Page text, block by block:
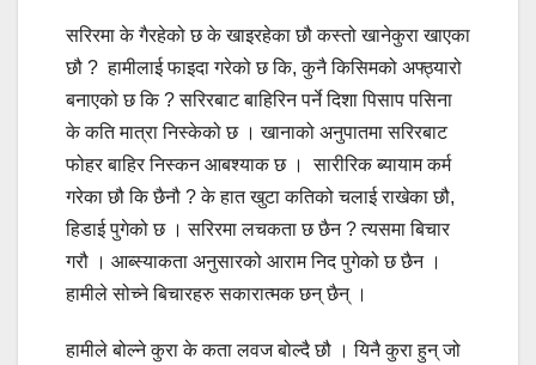
सरिरमा के गैरहेको छ के खाइरहेका छौ कस्तो खानेकुरा खाएका
छौ ? हामीलाई फाइदा गरेको छ कि, कुनै किसिमको अफ्ठ्यारो
बनाएको छ कि ? सरिरबाट बाहिरिन पर्ने दिशा पिसाप पसिना
के कति मात्रा निस्केको छ । खानाको अनुपातमा सरिरबाट
फोहर बाहिर निस्कन आबश्याक छ । सारीरिक ब्यायाम कर्म
गरेका छौ कि छैनौ ? के हात खुटा कतिको चलाई राखेका छौ,
हिडाई पुगेको छ । सरिरमा लचकता छ छैन ? त्यसमा बिचार
गरौ । आब्स्याकता अनुसारको आराम निद पुगेको छ छैन ।
हामीले सोच्ने बिचारहरु सकारात्मक छन् छैन् ।
हामीले बोल्ने कुरा के कता लवज बोल्दै छौ । यिनै कुरा हुन् जो